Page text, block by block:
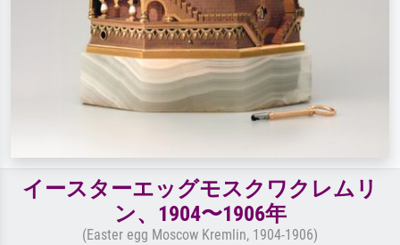
イースターエッグモスクワクレムリ
ン、1904〜1906年
(Easter egg Moscow Kremlin, 1904-1906)